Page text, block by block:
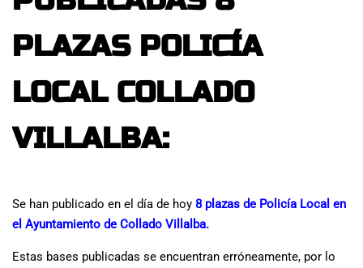
PLAZAS POLICÍA
LOCAL COLLADO
VILLALBA:
Se han publicado en el día de hoy 8 plazas de Policía Local en
el Ayuntamiento de Collado Villalba.
Estas bases publicadas se encuentran erróneamente, por lo